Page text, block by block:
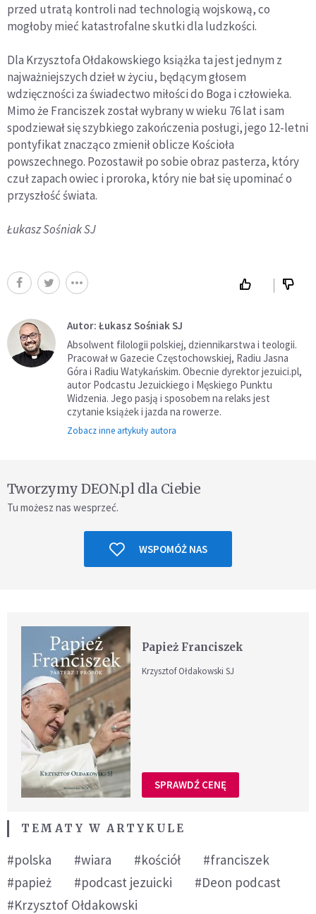
przed utratą kontroli nad technologią wojskową, co
mogłoby mieć katastrofalne skutki dla ludzkości.
Dla Krzysztofa Ołdakowskiego książka ta jest jednym z
najważniejszych dzieł w życiu, będącym głosem
wdzięczności za świadectwo miłości do Boga i człowieka.
Mimo że Franciszek został wybrany w wieku 76 lat i sam
spodziewał się szybkiego zakończenia posługi, jego 12-letni
pontyfikat znacząco zmienił oblicze Kościoła
powszechnego. Pozostawił po sobie obraz pasterza, który
czuł zapach owiec i proroka, który nie bał się upominać o
przyszłość świata.
Łukasz Sośniak SJ
Autor: Łukasz Sośniak SJ
Absolwent filologii polskiej, dziennikarstwa i teologii.
Pracował w Gazecie Częstochowskiej, Radiu Jasna
Góra i Radiu Watykańskim. Obecnie dyrektor jezuici.pl,
autor Podcastu Jezuickiego i Męskiego Punktu
Widzenia. Jego pasją i sposobem na relaks jest
czytanie książek i jazda na rowerze.
Zobacz inne artykuły autora
Tworzymy DEON.pl dla Ciebie
Tu możesz nas wesprzeć.
WSPOMÓŻ NAS
Papież Franciszek
Krzysztof Ołdakowski SJ
SPRAWDŹ CENĘ
TEMATY W ARTYKULE
#polska #wiara #kościół
#franciszek
#papież
#podcast jezuicki
#Deon podcast
#Krzysztof Ołdakowski